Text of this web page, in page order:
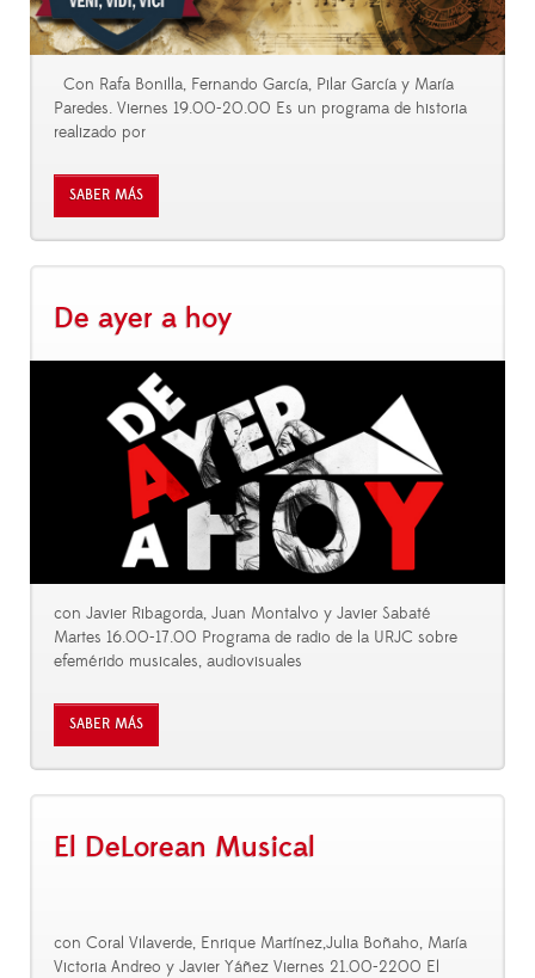
Con Rafa Bonilla, Fernando García, Pilar García y María
Paredes. Viernes 19.00-20.00 Es un programa de historia
realizado por
SABER MÁS
De ayer a hoy
con Javier Ribagorda, Juan Montalvo y Javier Sabaté
Martes 16.00-17.00 Programa de radio de la URJC sobre
efemérido musicales, audiovisuales
SABER MÁS
El DeLorean Musical
con Coral Vilaverde, Enrique Martínez,Julia Boñaho, María
Victoria Andreo y Javier Yáñez Viernes 21.00-2200 El